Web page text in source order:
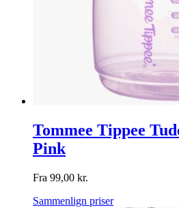
Tommee Tippee
Pink
Fra 99,00 kr.
Sammenlign priser